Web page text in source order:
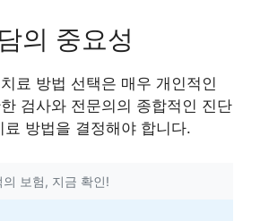
의 중요성
료 방법 선택은 매우 개인적인
검사와 전문의의 종합적인 진단
방법을 결정해야 합니다.
보험, 지금 확인!